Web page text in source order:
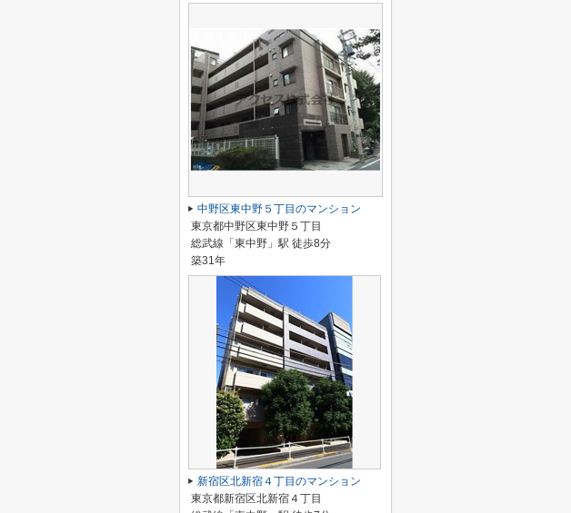
中野区東中野５丁目のマンション
東京都中野区東中野５丁目
総武線「東中野」駅 徒歩8分
築31年
新宿区北新宿４丁目のマンション
東京都新宿区北新宿４丁目